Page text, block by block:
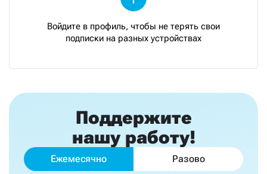
Войдите в профиль, чтобы не терять свои
подписки на разных устройствах
Поддержите
нашу работу!
Ежемесячно Разово